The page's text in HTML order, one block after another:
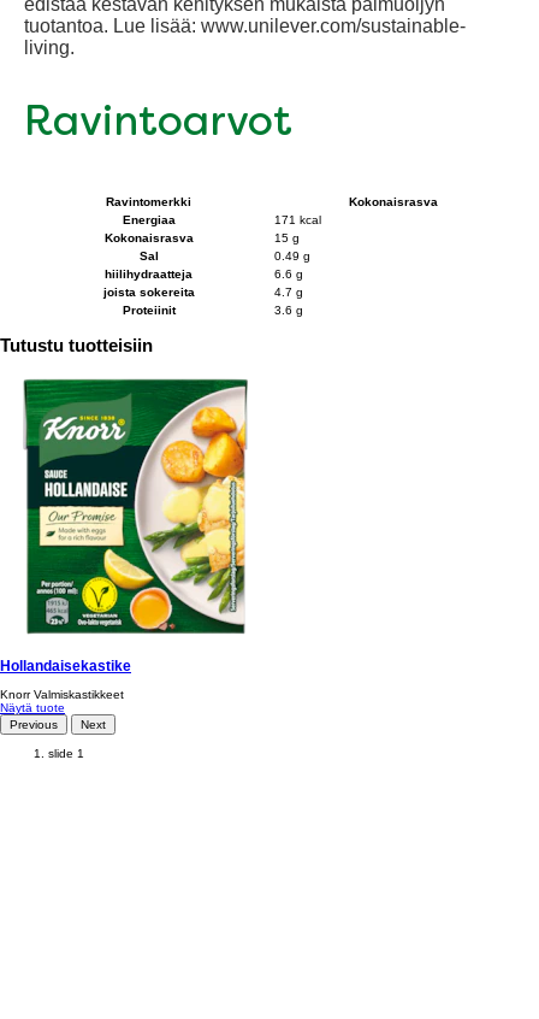
edistää kestävän kehityksen mukaista palmuöljyn
tuotantoa. Lue lisää: www.unilever.com/sustainable-
living.
Ravintoarvot
Ravintomerkki
Kokonaisrasva
Energiaa
171 kcal
Kokonaisrasva
15 g
Sal
0.49 g
hiilihydraatteja
6.6 g
joista sokereita
4.7 g
Proteiinit
3.6 g
Tutustu tuotteisiin
Hollandaisekastike
Knorr Valmiskastikkeet
Näytä tuote
Previous
Next
slide 1